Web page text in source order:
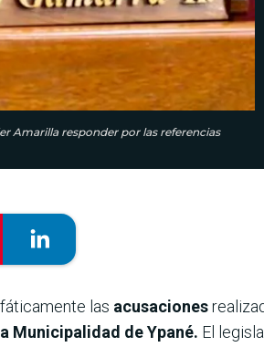
Amarilla responder por las referencias
las acusaciones
Municipalidad de Ypané. El